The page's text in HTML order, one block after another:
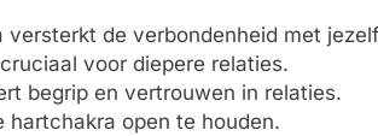
de verbondenheid met
voor diepere relaties.
begrip en vertrouwen in relaties.
open te houden.